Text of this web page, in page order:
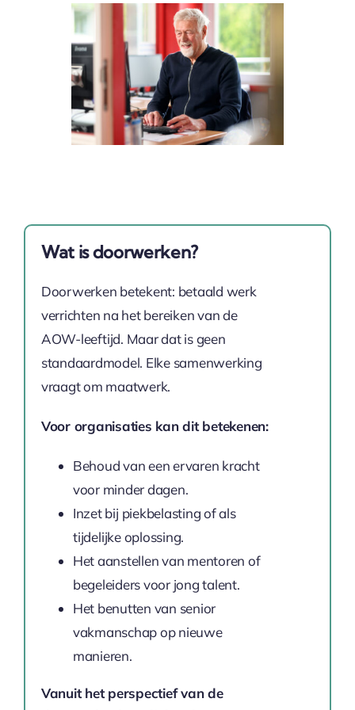
Wat is doorwerken?
Doorwerken betekent: betaald werk
verrichten na het bereiken van de
AOW-leeftijd. Maar dat is geen
standaardmodel. Elke samenwerking
vraagt om maatwerk.
Voor organisaties kan dit betekenen:
Behoud van een ervaren kracht
voor minder dagen.
Inzet bij piekbelasting of als
tijdelijke oplossing.
Het aanstellen van mentoren of
begeleiders voor jong talent.
Het benutten van senior
vakmanschap op nieuwe
manieren.
Vanuit het perspectief van de